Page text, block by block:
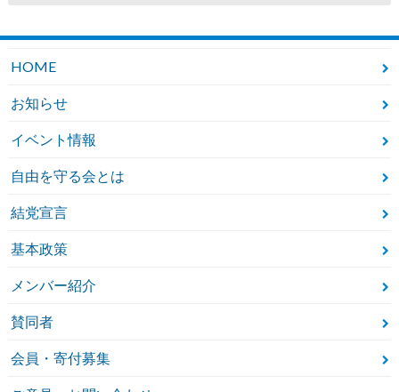
HOME
お知らせ
イベント情報
自由を守る会とは
結党宣言
基本政策
メンバー紹介
賛同者
会員・寄付募集